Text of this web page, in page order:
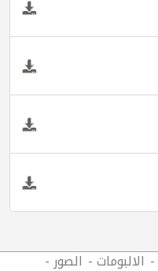
الالبومات الصور